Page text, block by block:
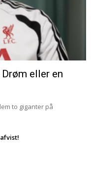
eller en
to giganter på